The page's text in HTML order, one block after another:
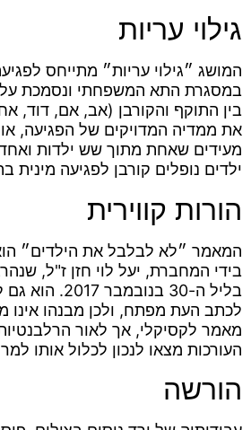
גילוי עריות
המושג ״גילוי עריות״ מתייחס
במסגרת התא המשפחתי ונסמכת
בין התוקף והקורבן (אב, אם, דוד,
את ממדיה המדויקים של הפגיעה,
מעידים שאחת מתוך שש ילדות
ילדים נופלים קורבן לפגיעה
הורות קווירית
המאמר ״לא לבלבל את הילדים״
בידי המחברת, יעל לוי חזן ז"ל,
בליל ה-30
לכתב העת מפתח, ולכן מבנהו אינו
מאמר לקסיקלי, אך לאור הרלבנטיות
העורכות מצאו לנכון לכלול אותו
הורשה